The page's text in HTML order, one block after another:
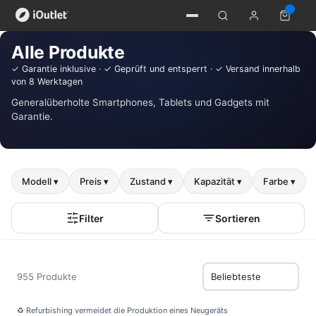
Alle Produkte
✓ Garantie inklusive · ✓ Geprüft und entsperrt · ✓ Versand innerhalb
von 8 Werktagen
Generalüberholte Smartphones, Tablets und Gadgets mit
Garantie.
Modell ▾ Preis ▾ Zustand ▾ Kapazität ▾ Farbe ▾
Filter Sortieren
955 Produkte
♻ Refurbishing vermeidet die Produktion eines Neugeräts